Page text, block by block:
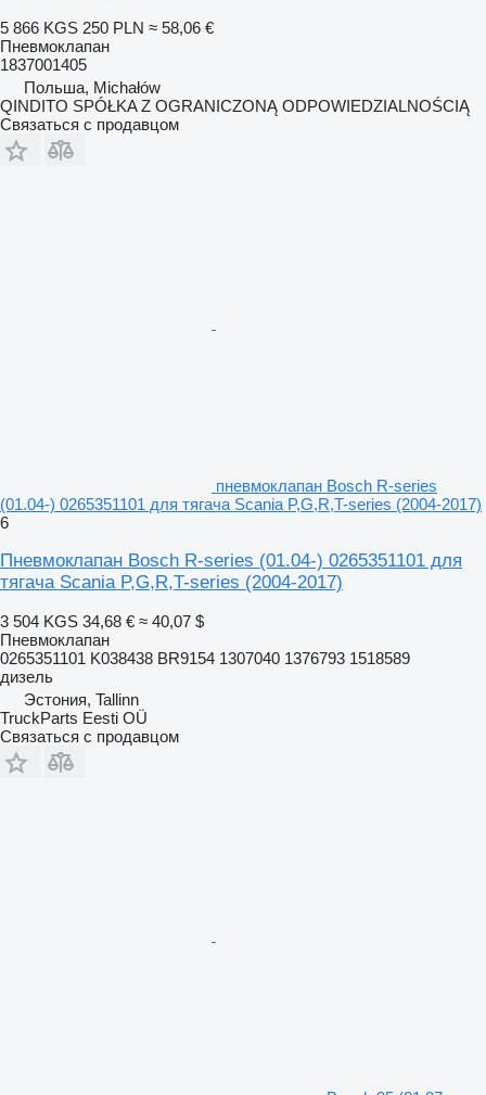
5 866 KGS 250 PLN ≈ 58,06 €
Пневмоклапан
1837001405
Польша, Michałów
QINDITO SPÓŁKA Z OGRANICZONĄ ODPOWIEDZIALNOŚCIĄ
Связаться с продавцом
пневмоклапан Bosch R-series
(01.04-) 0265351101 для тягача Scania P,G,R,T-series (2004-2017)
6
Пневмоклапан Bosch R-series (01.04-) 0265351101 для
тягача Scania P,G,R,T-series (2004-2017)
3 504 KGS 34,68 € ≈ 40,07 $
Пневмоклапан
0265351101 K038438 BR9154 1307040 1376793 1518589
дизель
Эстония, Tallinn
TruckParts Eesti OÜ
Связаться с продавцом